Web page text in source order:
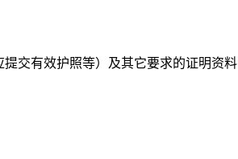
交有效护照等）及其它要求的证明资料